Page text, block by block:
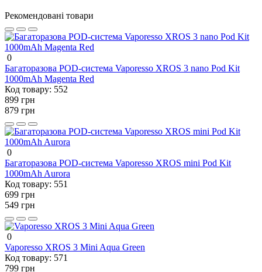
Рекомендовані товари
0
Багаторазова POD-система Vaporesso XROS 3 nano Pod Kit
1000mAh Magenta Red
Код товару: 552
899 грн
879 грн
0
Багаторазова POD-система Vaporesso XROS mini Pod Kit
1000mAh Aurora
Код товару: 551
699 грн
549 грн
0
Vaporesso XROS 3 Mini Aqua Green
Код товару: 571
799 грн